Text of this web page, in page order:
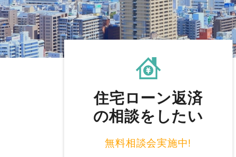
住宅ローン返済
の相談をしたい
無料相談会実施中!